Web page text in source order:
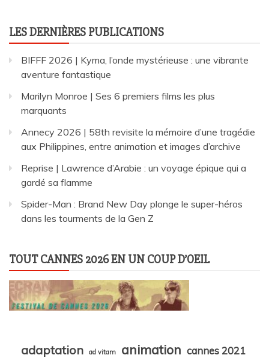
LES DERNIÈRES PUBLICATIONS
BIFFF 2026 | Kyma, l’onde mystérieuse : une vibrante
aventure fantastique
Marilyn Monroe | Ses 6 premiers films les plus
marquants
Annecy 2026 | 58th revisite la mémoire d’une tragédie
aux Philippines, entre animation et images d’archive
Reprise | Lawrence d’Arabie : un voyage épique qui a
gardé sa flamme
Spider-Man : Brand New Day plonge le super-héros
dans les tourments de la Gen Z
TOUT CANNES 2026 EN UN COUP D’OEIL
adaptation ad vitam animation cannes 2021